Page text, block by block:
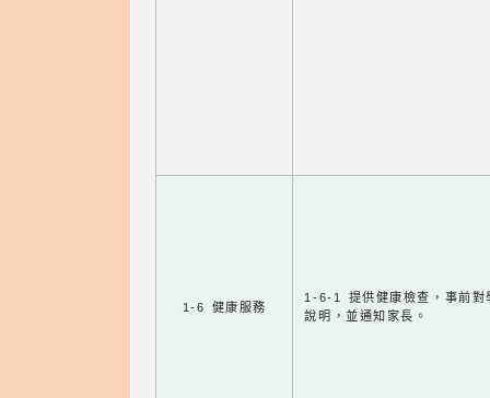
1-6 健康服務
1-6-1 提供健康檢查，事前對
說明，並通知家長。